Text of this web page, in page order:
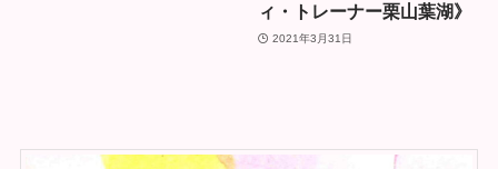
ィ・トレーナー栗山葉湖》
2021年3月31日